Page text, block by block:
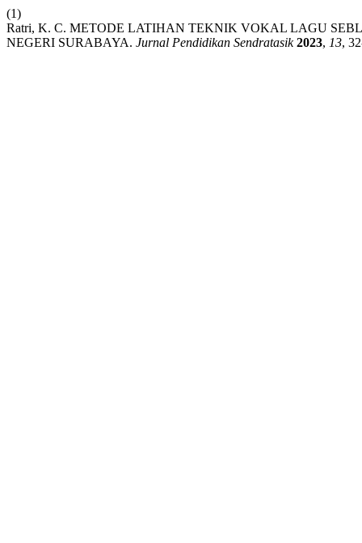
(1)
Ratri, K. C. METODE LATIHAN TEKNIK VOKAL LAGU
NEGERI SURABAYA. Jurnal Pendidikan Sendratasik 2023, 13,